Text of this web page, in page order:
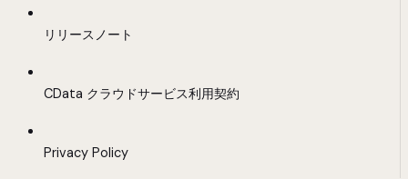
リリースノート
CData クラウドサービス利用契約
Privacy Policy